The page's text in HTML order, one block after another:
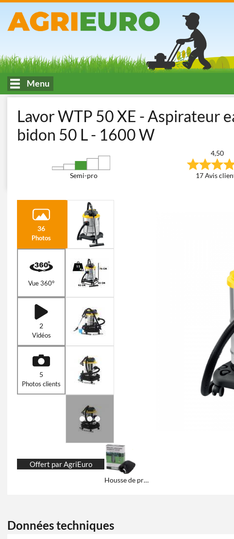
Menu
Lavor WTP 50 XE - Aspirateur
bidon 50 L - 1600 W
Semi-pro
4,50
17 Avis
36
Photos
Vue 360°
2
Vidéos
5
Photos clients
Offert par AgriEuro
Housse de protection et remisage
Données techniques